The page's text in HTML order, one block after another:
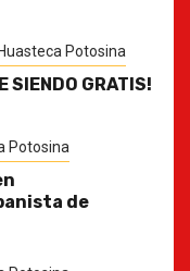
Huasteca Potosina
SIENDO GRATIS!
Potosina
de